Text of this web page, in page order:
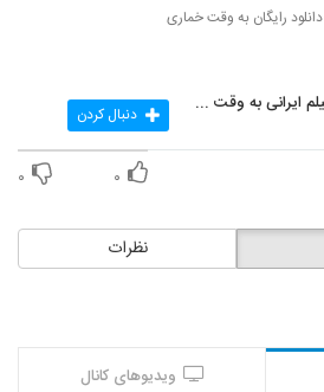
دانلود رایگان به وقت خماری
www.simadl.ir - فیلم ایرانی به وقت خماری دنبال کردن
۰ ۰
نظرات
ویدیوهای کانال